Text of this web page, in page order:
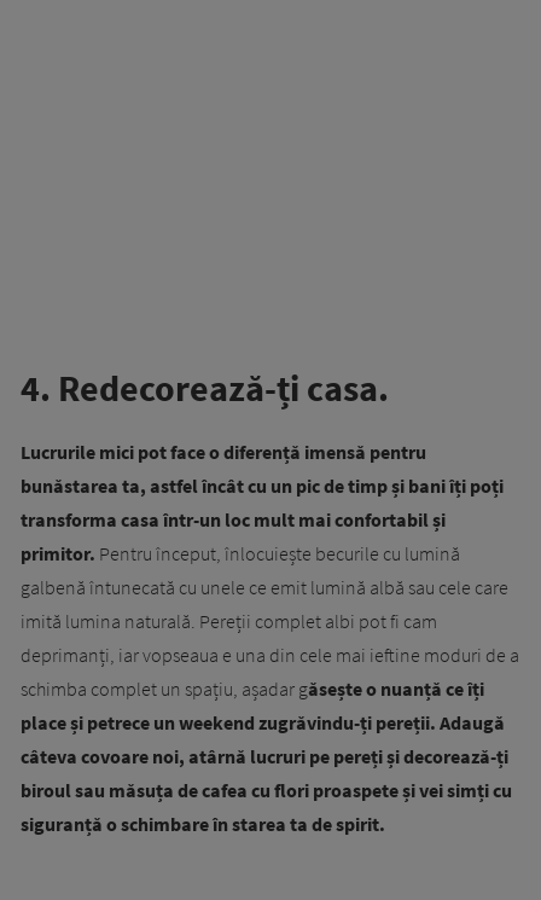
4. Redecorează-ți casa.
Lucrurile mici pot face o diferență imensă pentru
bunăstarea ta, astfel încât cu un pic de timp și bani îți poți
transforma casa într-un loc mult mai confortabil și
primitor. Pentru început, înlocuiește becurile cu lumină
galbenă întunecată cu unele ce emit lumină albă sau cele care
imită lumina naturală. Pereții complet albi pot fi cam
deprimanți, iar vopseaua e una din cele mai ieftine moduri de a
schimba complet un spațiu, așadar găsește o nuanță ce îți
place și petrece un weekend zugrăvindu-ți pereții. Adaugă
câteva covoare noi, atârnă lucruri pe pereți și decorează-ți
biroul sau măsuța de cafea cu flori proaspete și vei simți cu
siguranță o schimbare în starea ta de spirit.